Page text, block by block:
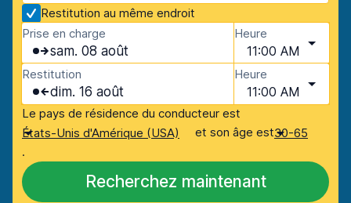
Restitution au même endroit
Prise en charge
sam. 08 août
Heure
11:00 AM
Restitution
dim. 16 août
Heure
11:00 AM
Le pays de résidence du conducteur est
États-Unis d'Amérique (USA)
et son âge est30-65
.
Recherchez maintenant